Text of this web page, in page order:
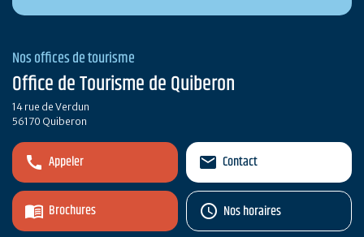
Nos offices de tourisme
Office de Tourisme de Quiberon
14 rue de Verdun
56170 Quiberon
Appeler
Brochures
Contact
Nos horaires